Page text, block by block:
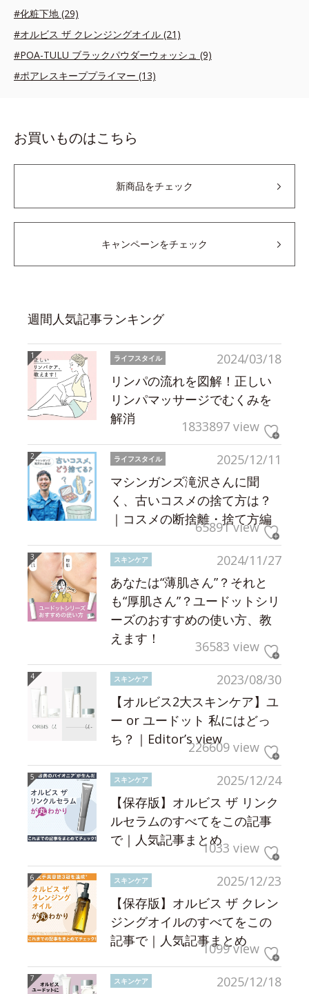
#化粧下地 (29)
#オルビス ザ クレンジングオイル (21)
#POA-TULU ブラックパウダーウォッシュ (9)
#ポアレスキーププライマー (13)
お買いものはこちら
新商品をチェック
キャンペーンをチェック
週間人気記事ランキング
2024/03/18
ライフスタイル
リンパの流れを図解！正しい
リンパマッサージでむくみを
解消
1833897 view
2025/12/11
ライフスタイル
マシンガンズ滝沢さんに聞
く、古いコスメの捨て方は？
｜コスメの断捨離・捨て方編
65891 view
2024/11/27
スキンケア
あなたは“薄肌さん”？それと
も“厚肌さん”？ユードットシリ
ーズのおすすめの使い方、教
えます！
36583 view
2023/08/30
スキンケア
【オルビス2大スキンケア】ユ
ー or ユードット 私にはどっ
ち？｜Editor’s view226609 view
2025/12/24
スキンケア
【保存版】オルビス ザ リンク
ルセラムのすべてをこの記事
で｜人気記事まとめ1033 view
2025/12/23
スキンケア
【保存版】オルビス ザ クレン
ジングオイルのすべてをこの
記事で｜人気記事まとめ
1099 view
2025/12/18
スキンケア